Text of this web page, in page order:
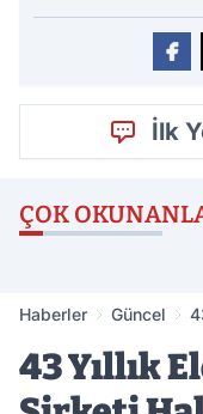
İlk
ÇOK
Haberler Güncel
43 Yıllık